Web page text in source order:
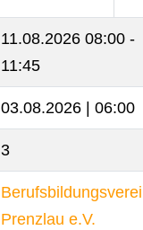
11.08.2026 08:00 -
11:45
03.08.2026 | 06:00
3
Prenzlau e.V.